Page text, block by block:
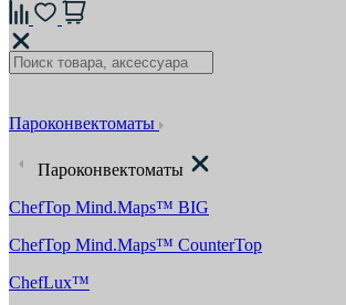
Пароконвектоматы
Пароконвектоматы
ChefTop Mind.Maps™ BIG
ChefTop Mind.Maps™ CounterTop
ChefLux™